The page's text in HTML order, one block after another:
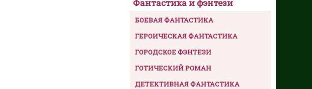
Фантастика и фэнтези
БОЕВАЯ ФАНТАСТИКА
ГЕРОИЧЕСКАЯ ФАНТАСТИКА
ГОРОДСКОЕ ФЭНТЕЗИ
ГОТИЧЕСКИЙ РОМАН
ДЕТЕКТИВНАЯ ФАНТАСТИКА